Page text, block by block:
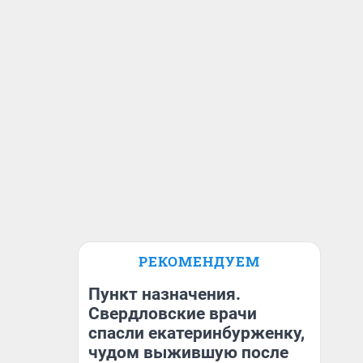
РЕКОМЕНДУЕМ
Пункт назначения.
Свердловские врачи
спасли екатеринбурженку,
чудом выжившую после